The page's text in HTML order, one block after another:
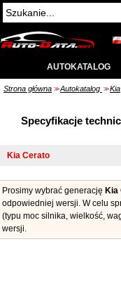
AUTOKATALOG
Strona główna >> Autokatalog >> Kia
Specyfikacje
Prosimy wybrać generację Kia
odpowiedniej wersji. W celu
(typu moc silnika, wielkość,
wersji.